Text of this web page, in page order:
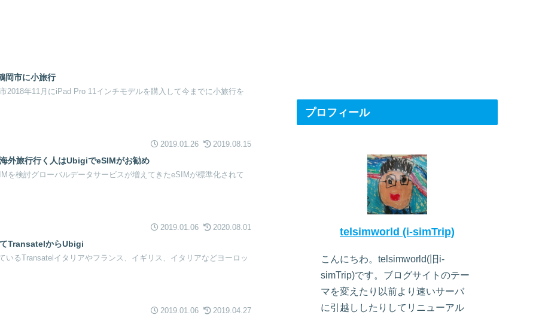
岡市に小旅行
2018年11月にiPad Pro 11インチモデルを購入して今までに小旅行を
2019.01.26 2019.08.15
外旅行行く人はUbigiでeSIMがお勧め
を検討グローバルデータサービスが増えてきたeSIMが標準化されて
2019.01.06 2020.08.01
TransatelからUbigi
いるTransatelイタリアやフランス、イギリス、イタリアなどヨーロッ
2019.01.06 2019.04.27
プロフィール
telsimworld (i-simTrip)
こんにちわ。telsimworld(旧i-
simTrip)です。ブログサイトのテー
マを変えたり以前より速いサーバ
に引越ししたりしてリニューアル